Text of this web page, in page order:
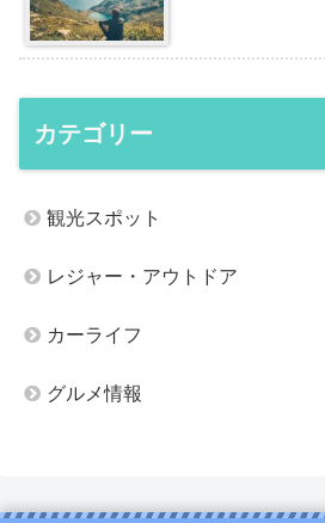
カテゴリー
観光スポット
レジャー・アウトドア
カーライフ
グルメ情報